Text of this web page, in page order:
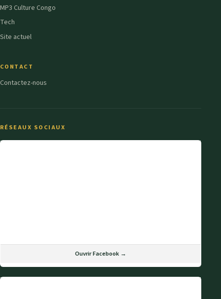
MP3 Culture Congo
Tech
Site actuel
CONTACT
Contactez-nous
RÉSEAUX SOCIAUX
Ouvrir Facebook →